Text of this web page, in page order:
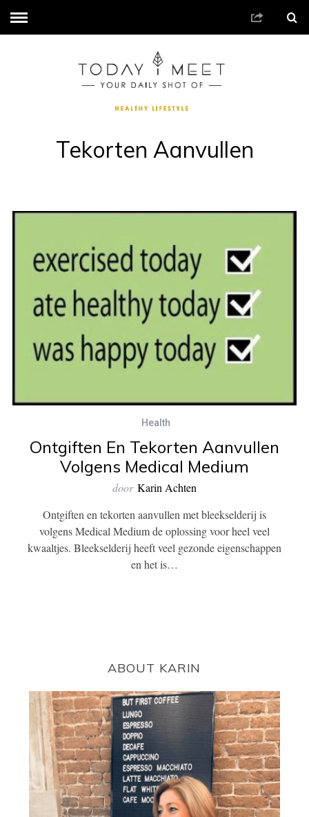
Tekorten Aanvullen
Health
Ontgiften En Tekorten Aanvullen
Volgens Medical Medium
door Karin Achten
Ontgiften en tekorten aanvullen met bleekselderij is
volgens Medical Medium de oplossing voor heel veel
kwaaltjes. Bleekselderij heeft veel gezonde eigenschappen
en het is…
ABOUT KARIN